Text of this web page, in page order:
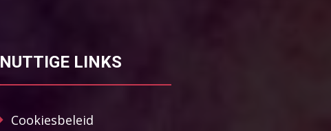
NUTTIGE LINKS
Cookiesbeleid